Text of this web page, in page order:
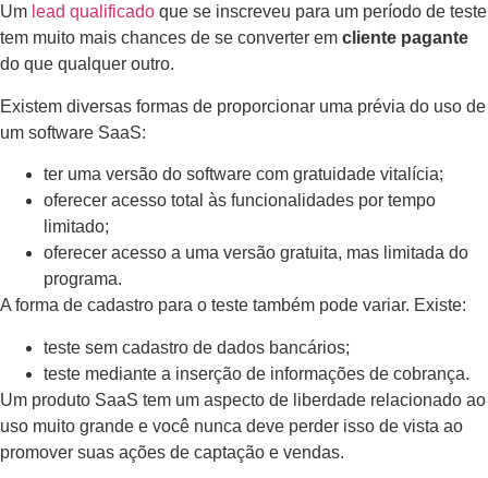
Um lead qualificado que se inscreveu para um período de teste
tem muito mais chances de se converter em cliente pagante
do que qualquer outro.
Existem diversas formas de proporcionar uma prévia do uso de
um software SaaS:
ter uma versão do software com gratuidade vitalícia;
oferecer acesso total às funcionalidades por tempo
limitado;
oferecer acesso a uma versão gratuita, mas limitada do
programa.
A forma de cadastro para o teste também pode variar. Existe:
teste sem cadastro de dados bancários;
teste mediante a inserção de informações de cobrança.
Um produto SaaS tem um aspecto de liberdade relacionado ao
uso muito grande e você nunca deve perder isso de vista ao
promover suas ações de captação e vendas.